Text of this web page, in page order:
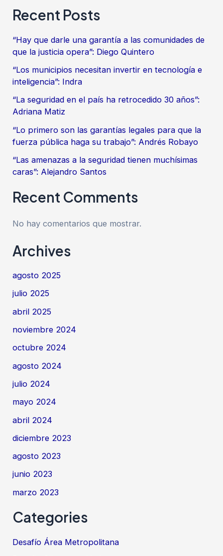
Recent Posts
“Hay que darle una garantía a las comunidades de
que la justicia opera”: Diego Quintero
“Los municipios necesitan invertir en tecnología e
inteligencia”: Indra
“La seguridad en el país ha retrocedido 30 años”:
Adriana Matiz
“Lo primero son las garantías legales para que la
fuerza pública haga su trabajo”: Andrés Robayo
“Las amenazas a la seguridad tienen muchísimas
caras”: Alejandro Santos
Recent Comments
No hay comentarios que mostrar.
Archives
agosto 2025
julio 2025
abril 2025
noviembre 2024
octubre 2024
agosto 2024
julio 2024
mayo 2024
abril 2024
diciembre 2023
agosto 2023
junio 2023
marzo 2023
Categories
Desafío Área Metropolitana